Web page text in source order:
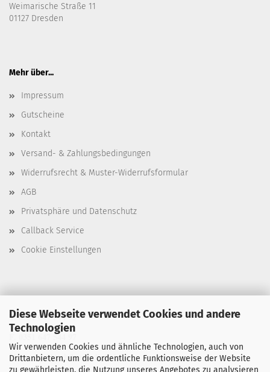
Diese Webseite verwendet Cookies und andere
Technologien
Wir verwenden Cookies und ähnliche Technologien, auch von
Drittanbietern, um die ordentliche Funktionsweise der Website
zu gewährleisten, die Nutzung unseres Angebotes zu analysieren
Weimarische Straße 11
01127 Dresden
Mehr über...
Impressum
Gutscheine
Kontakt
Versand- & Zahlungsbedingungen
Widerrufsrecht & Muster-Widerrufsformular
AGB
Privatsphäre und Datenschutz
Callback Service
Cookie Einstellungen
T. 0351 647 544 93
F. 0351 647 544 97
M. manu@buchdruck-digital.de